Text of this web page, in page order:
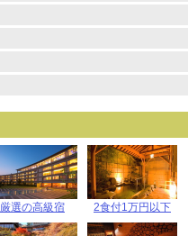
厳選の高級宿 2食付1万円以下